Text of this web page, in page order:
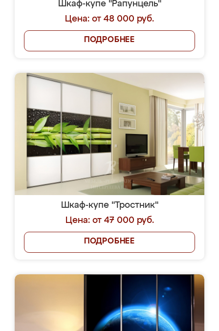
Шкаф-купе "Рапунцель"
Цена: от 48 000 руб.
ПОДРОБНЕЕ
Шкаф-купе "Тростник"
Цена: от 47 000 руб.
ПОДРОБНЕЕ